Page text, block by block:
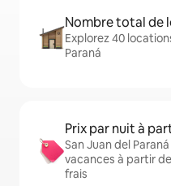
Nombre total de
Explorez 40
Paraná
Prix par nuit à
San Juan del
vacances à partir
frais